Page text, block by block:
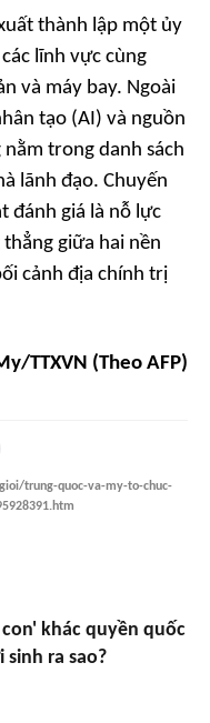
thành lập một ủy
lĩnh vực cùng
và máy bay. Ngoài
tạo (AI) và nguồn
trong danh sách
lãnh đạo. Chuyến
đánh giá là nỗ lực
giữa hai nền
cảnh địa chính trị
TTXVN (Theo AFP)
trung-quoc-va-my-to-chuc-
khác quyền quốc
ra sao?